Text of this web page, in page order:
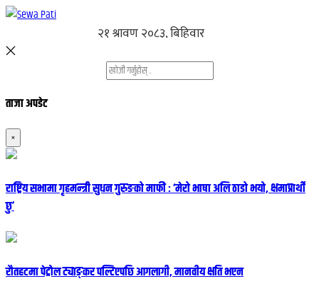
ताजा अपडेट
×
राष्ट्रिय सभामा गृहमन्त्री सुधन गुरुङको माफी : ‘मेरो भाषा अलि ठाडो भयो, क्षमाप्रार्थी
छु’
रौतहटमा पेट्रोल ट्याङ्कर पल्टिएपछि आगलागी, मानवीय क्षति भएन